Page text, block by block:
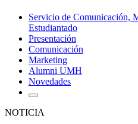
Servicio de Comunicación,
Estudiantado
Presentación
Comunicación
Marketing
Alumni UMH
Novedades
NOTICIA